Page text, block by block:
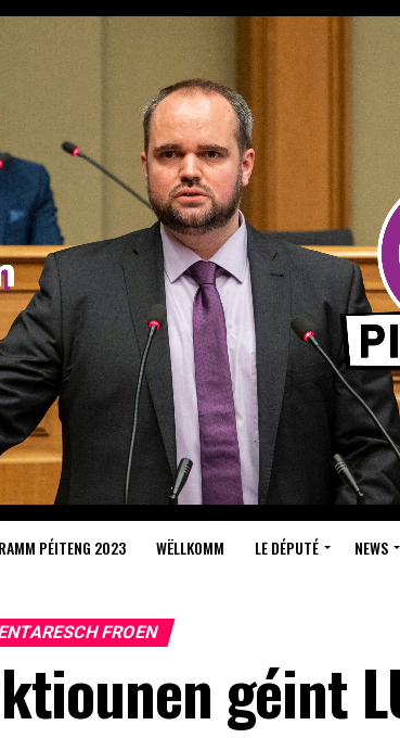
PÉITENG 2023 WËLLKOMM LE DÉPUTÉ NEWS
FROEN
géint